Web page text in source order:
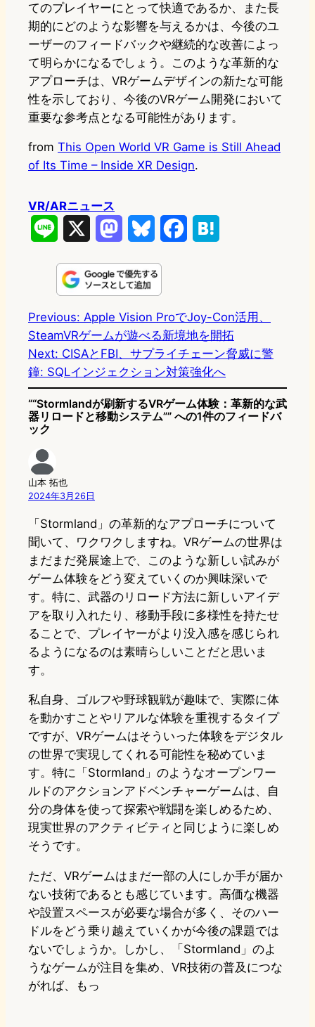
てのプレイヤーにとって快適であるか、また長
期的にどのような影響を与えるかは、今後のユ
ーザーのフィードバックや継続的な改善によっ
て明らかになるでしょう。このような革新的な
アプローチは、VRゲームデザインの新たな可能
性を示しており、今後のVRゲーム開発において
重要な参考点となる可能性があります。
from This Open World VR Game is Still Ahead
of Its Time – Inside XR Design.
VR/ARニュース
n
s
t
o
d
o
n
u
e
s
k
y
e
b
o
o
k
n
a
Previous: Apple Vision ProでJoy-Con活用、
SteamVRゲームが遊べる新境地を開拓
Next: CISAとFBI、サプライチェーン脅威に警
鐘: SQLインジェクション対策強化へ
““Stormlandが刷新するVRゲーム体験：革新的な武
器リロードと移動システム”” への1件のフィードバ
ック
山本 拓也
2024年3月26日
「Stormland」の革新的なアプローチについて
聞いて、ワクワクしますね。VRゲームの世界は
まだまだ発展途上で、このような新しい試みが
ゲーム体験をどう変えていくのか興味深いで
す。特に、武器のリロード方法に新しいアイデ
アを取り入れたり、移動手段に多様性を持たせ
ることで、プレイヤーがより没入感を感じられ
るようになるのは素晴らしいことだと思いま
す。
私自身、ゴルフや野球観戦が趣味で、実際に体
を動かすことやリアルな体験を重視するタイプ
ですが、VRゲームはそういった体験をデジタル
の世界で実現してくれる可能性を秘めていま
す。特に「Stormland」のようなオープンワー
ルドのアクションアドベンチャーゲームは、自
分の身体を使って探索や戦闘を楽しめるため、
現実世界のアクティビティと同じように楽しめ
そうです。
ただ、VRゲームはまだ一部の人にしか手が届か
ない技術であるとも感じています。高価な機器
や設置スペースが必要な場合が多く、そのハー
ドルをどう乗り越えていくかが今後の課題では
ないでしょうか。しかし、「Stormland」のよ
うなゲームが注目を集め、VR技術の普及につな
がれば、もっ